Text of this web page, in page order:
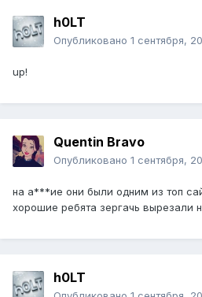
h0LT
Опубликовано 1 сентября,
up!
Quentin Bravo
Опубликовано 1 сентября,
на а***ие они были одним из топ
хорошие ребята зергачь вырезали
h0LT